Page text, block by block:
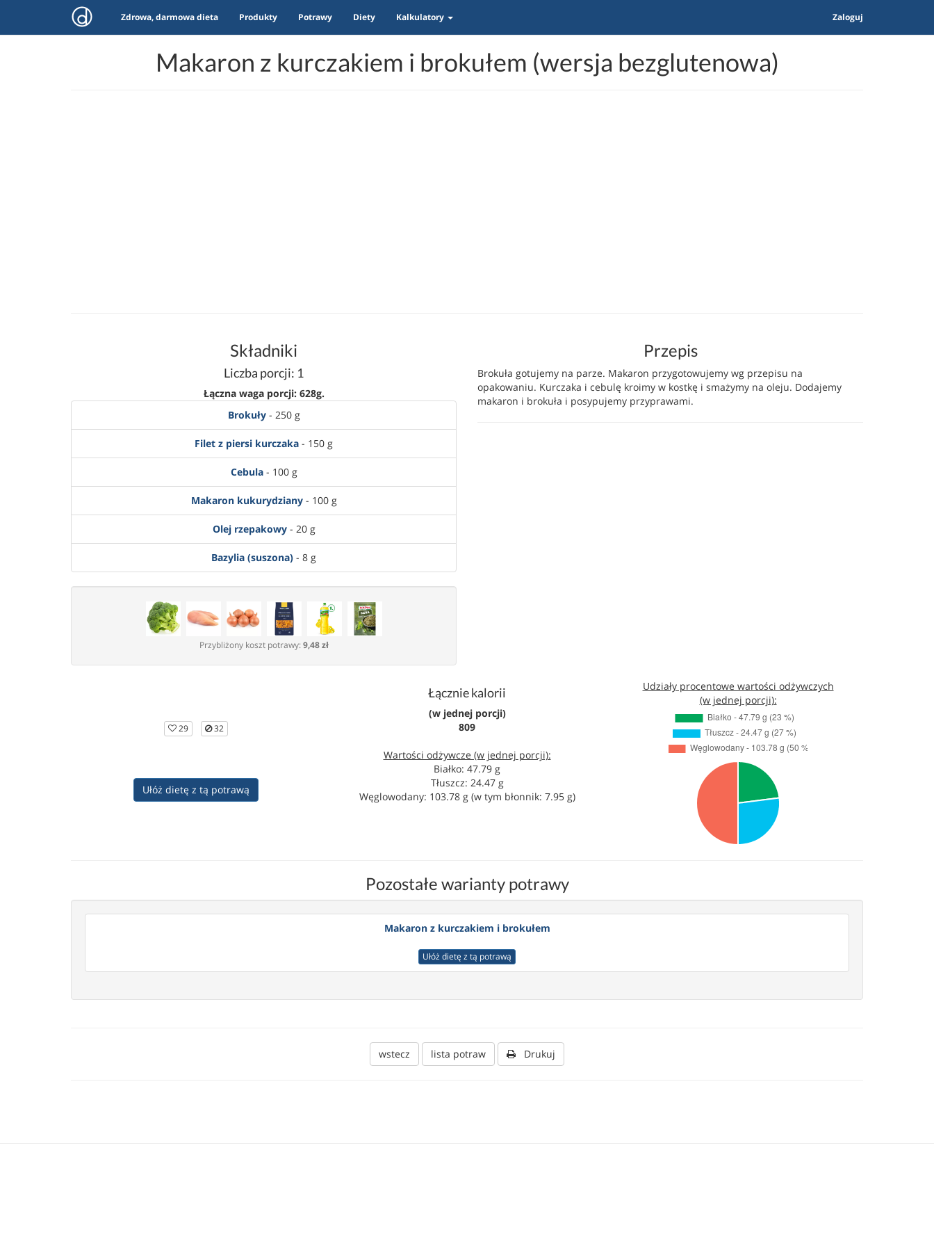
Zdrowa, darmowa dieta Produkty Potrawy Diety Kalkulatory Zaloguj
Makaron z kurczakiem i brokułem (wersja bezglutenowa)
Składniki
Liczba porcji: 1
Łączna waga porcji: 628g.
Brokuły- 250 g
Filet z piersi kurczaka - 150 g
Cebula- 100 g
Makaron kukurydziany- 100 g
Olej rzepakowy- 20 g
Bazylia (suszona) - 8 g
Przybliżony koszt potrawy:9,48 zł
Przepis
Brokuła gotujemy na parze. Makaron przygotowujemy wg przepisu na
opakowaniu. Kurczaka i cebulę kroimy w kostkę i smażymy na oleju. Dodajemy
makaron i brokuła i posypujemy przyprawami.
29 32
Ułóż dietę z tą potrawą
Łącznie kalorii
(w jednej porcji)
809
Wartości odżywcze (w jednej porcji):
Białko: 47.79 g
Tłuszcz: 24.47 g
Węglowodany: 103.78 g (w tym błonnik: 7.95 g)
Udziały procentowe wartości odżywczych
(w jednej porcji):
Pozostałe warianty potrawy
Makaron z kurczakiem i brokułem
Ułóż dietę z tą potrawą
wstecz lista potraw Drukuj